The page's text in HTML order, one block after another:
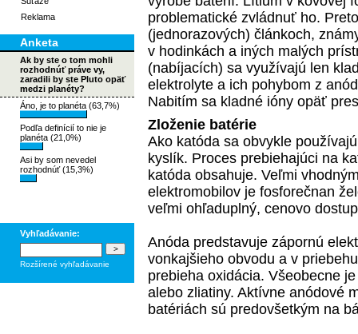
Reklama
Anketa
Ak by ste o tom mohli
rozhodnúť práve vy,
zaradili by ste Pluto opäť
medzi planéty?
Áno, je to planéta (63,7%)
Podľa definícií to nie je
planéta (21,0%)
Asi by som nevedel
rozhodnúť (15,3%)
Vyhľadávanie:
Rozšírené vyhľadávanie
problematické zvládnuť ho.
(jednorazových) článkoch,
v hodinkách a iných malých
(nabíjacích) sa využívajú len
elektrolyte a ich pohybom z
Nabitím sa kladné ióny opäť
Zloženie batérie
Ako katóda sa obvykle
kyslík. Proces prebiehajúci na
katóda obsahuje. Veľmi
elektromobilov je fosforečnan
veľmi ohľaduplný, cenovo
Anóda predstavuje zápornú
vonkajšieho obvodu a v
prebieha oxidácia. Všeobecne
alebo zliatiny. Aktívne anódové
batériách sú predovšetkým na